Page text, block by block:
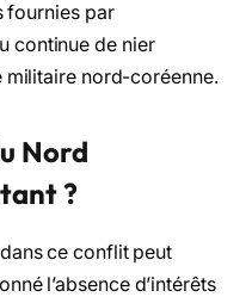
fournies par
continue de nier
nord-coréenne.
Nord
?
ce conflit peut
l’absence d’intérêts